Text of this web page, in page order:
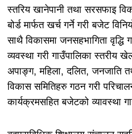
स्तरिय खानेपानी तथा सरसफाइ
बोर्ड मार्फत खर्च गर्ने गरी बजेट
साथै विकासमा जनसहभागिता वृद्धि
व्यवस्था गरी गाउँपालिका स्तरीय
अपाङ्ग, महिला, दलित, जनजाति
विकास समितिहरु गठन गरी
कार्यक्रमसहित बजेटको व्यावस्था